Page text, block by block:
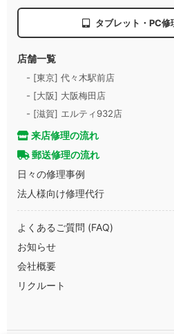
タブレット・PC修
店舗一覧
- [東京] 代々木駅前店
- [大阪] 大阪梅田店
- [滋賀] エルティ932店
来店修理の流れ
郵送修理の流れ
日々の修理事例
法人様向け修理代行
よくあるご質問 (FAQ)
お知らせ
会社概要
リクルート